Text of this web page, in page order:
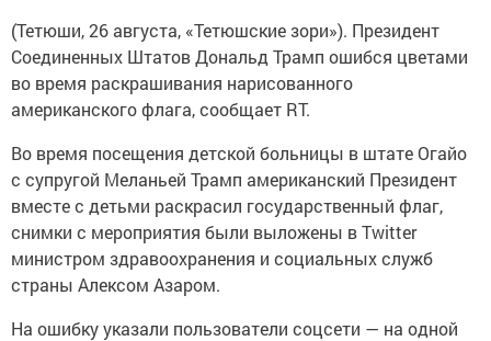
(Тетюши, 26 августа, «Тетюшские зори»). Президент
Соединенных Штатов Дональд Трамп ошибся цветами
во время раскрашивания нарисованного
американского флага, сообщает RT.
Во время посещения детской больницы в штате Огайо
с супругой Меланьей Трамп американский Президент
вместе с детьми раскрасил государственный флаг,
снимки с мероприятия были выложены в Twitter
министром здравоохранения и социальных служб
страны Алексом Азаром.
На ошибку указали пользователи соцсети — на одной